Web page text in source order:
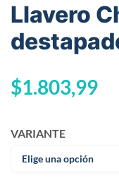
Llavero
$1.803,99
VARIANTE